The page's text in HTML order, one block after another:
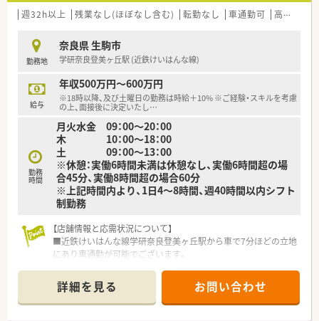
ービス残業の心配もなく安心して日々の業務に集中できます。
ため、一人あたりの負担が少なくゆとりを持って働けます。
■有給休暇の取得率も高く夏季休暇などの連休も店舗内で相談
して取得できるため、柔軟な働き方が実現できる環境です。
週32h以上 残業なし(ほぼなし含む) 転勤なし 車通勤可 高給与(600万円以上)
勤務地
奈良県 生駒市
学研奈良登美ヶ丘駅 (近鉄けいはんな線)
給与
年収500万円～600万円
※18時以降、及び土曜日の勤務は時給＋10% ※ご経験・スキルを考慮
の上、面接後に決定いたし…
勤務
時間
月火水金 09：00～20：00
木 10：00～18：00
土 09：00～13：00
※休憩：実働6時間未満は休憩なし、実働6時間超の場
合45分、実働8時間超の場合60分
※上記時間内より、1日4～8時間、週40時間以内シフト
制勤務
【店舗情報と応需状況について】
■近鉄けいはんな線学研奈良登美ヶ丘駅から車で7分ほどの立地
にあり車通勤が可能でございます。
合わせ50名程度に対応しています。
■1日あたり50枚から60枚の処方箋を応需しており、薬剤師が常
時2～3名体制で業務にあたっています。
詳細を見る お問い合わせ